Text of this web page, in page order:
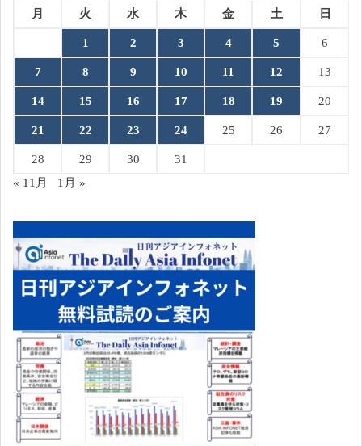
月 火 水 木 金 土 日
1 2 3 4 5 6
7 8 9 10 11 12 13
14 15 16 17 18 19 20
21 22 23 24 25 26 27
28 29 30
31
« 11月
1月 »